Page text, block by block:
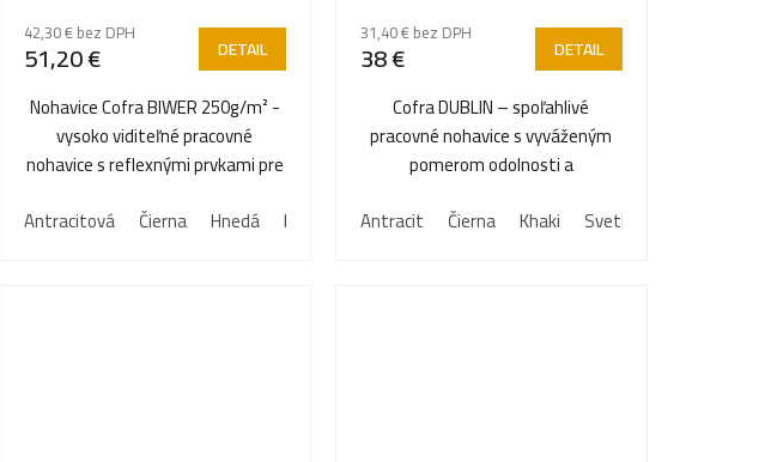
Modrá Svetlo modrá
42,30 € bez DPH
51,20 € DETAIL
Nohavice Cofra BIWER 250g/m² -
vysoko viditeľné pracovné
nohavice s reflexnými prvkami pre
Antracitová Čierna Hnedá Khaki Modrá
31,40 € bez DPH
38 € DETAIL
Cofra DUBLIN – spoľahlivé
pracovné nohavice s vyváženým
pomerom odolnosti a
Antracit Čierna Khaki Svetlo modrá